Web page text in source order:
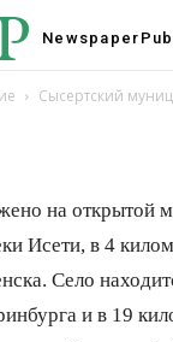
Newspaper
Сысертский
на открытой
Исети, в 4
Село
и в 19